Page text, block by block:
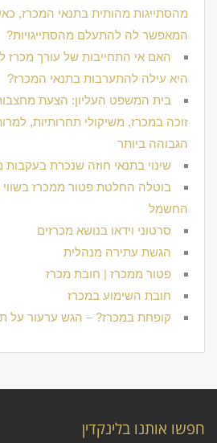
מהסתייגות מהותית בתנאי המכרז,
המאפשר לה להתעלם מהסתייגויות?
האם אי התחייבות של עורך מכרז
היא עילה להתערבות בתנאי המכרז?
בית המשפט העליון: הצעת
זוכה במכרז, משיקולי תחרותיות,
הגבוהה ביותר
שינוי בתנאי חוזה שנכרת בעקבות
החשמל
סרטוני וידאו בנושא מכרזים
הגשת עתירה מנהלית
פטור ממכרז | חובת מכרז
חובת השימוע במכרז
קופחת במכרז? – הגש ערעור על
חפשו אותנו בלינקדין